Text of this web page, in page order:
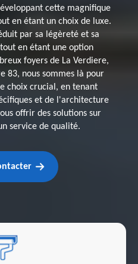
cette magnifique
en étant un choix de luxe.
par sa légèreté et sa
en étant une option
foyers de La Verdiere,
83, nous sommes là pour
choix crucial, en tenant
et de l'architecture
offrir des solutions sur
service de qualité.